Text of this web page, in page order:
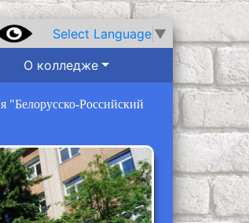
Select Language ▼
О колледже
"Белорусско-Российский